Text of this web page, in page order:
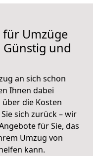
Umzüge
Günstig und
an sich schon
Ihnen dabei
die Kosten
sich zurück – wir
für Sie, das
Umzug von
kann.